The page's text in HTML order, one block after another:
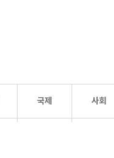
국제 사회